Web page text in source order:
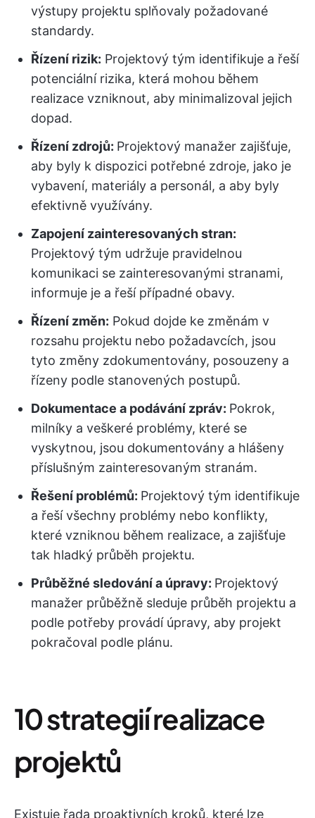
výstupy projektu splňovaly požadované
standardy.
Řízení rizik: Projektový tým identifikuje a řeší
potenciální rizika, která mohou během
realizace vzniknout, aby minimalizoval jejich
dopad.
Řízení zdrojů: Projektový manažer zajišťuje,
aby byly k dispozici potřebné zdroje, jako je
vybavení, materiály a personál, a aby byly
efektivně využívány.
Zapojení zainteresovaných stran:
Projektový tým udržuje pravidelnou
komunikaci se zainteresovanými stranami,
informuje je a řeší případné obavy.
Řízení změn: Pokud dojde ke změnám v
rozsahu projektu nebo požadavcích, jsou
tyto změny zdokumentovány, posouzeny a
řízeny podle stanovených postupů.
Dokumentace a podávání zpráv: Pokrok,
milníky a veškeré problémy, které se
vyskytnou, jsou dokumentovány a hlášeny
příslušným zainteresovaným stranám.
Řešení problémů: Projektový tým identifikuje
a řeší všechny problémy nebo konflikty,
které vzniknou během realizace, a zajišťuje
tak hladký průběh projektu.
Průběžné sledování a úpravy: Projektový
manažer průběžně sleduje průběh projektu a
podle potřeby provádí úpravy, aby projekt
pokračoval podle plánu.
10 strategií realizace
projektů
Existuje řada proaktivních kroků, které lze